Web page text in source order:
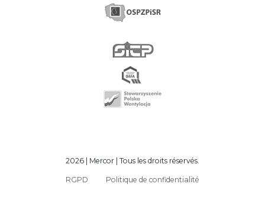
2026 | Mercor | Tous les droits réservés.
RGPD Politique de confidentialité